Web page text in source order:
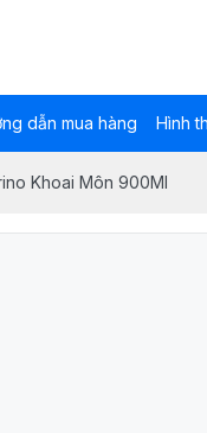
dẫn mua hàng Hình
Khoai Môn 900Ml